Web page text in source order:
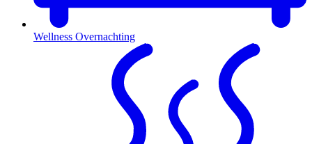
Wellness Overnachting